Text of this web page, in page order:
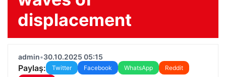
displacement
admin•30.10.2025 05:15
Paylaş: Twitter Facebook WhatsApp
Reddit